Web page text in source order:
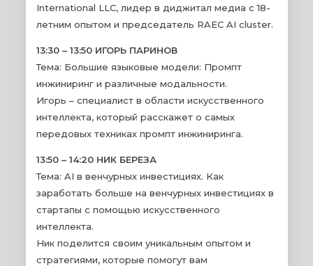
International LLC, лидер в диджитал медиа с 18-
летним опытом и председатель RAEC AI cluster.
13:30 – 13:50 ИГОРЬ ПАРИНОВ
Тема: Большие языковые модели: Промпт
инжиниринг и различные модальности.
Игорь – специалист в области искусственного
интеллекта, который расскажет о самых
передовых техниках промпт инжиниринга.
13:50 – 14:20 НИК БЕРЕЗА
Тема: AI в венчурных инвестициях. Как
заработать больше на венчурных инвестициях в
стартапы с помощью искусственного
интеллекта.
Ник поделится своим уникальным опытом и
стратегиями, которые помогут вам